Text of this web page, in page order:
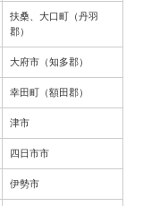
扶桑、大口町（丹羽
郡）
大府市（知多郡）
幸田町（額田郡）
津市
四日市市
伊勢市